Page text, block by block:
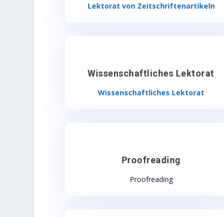
Lektorat von Zeitschriftenartikeln
Wissenschaftliches Lektorat
Wissenschaftliches Lektorat
Proofreading
Proofreading